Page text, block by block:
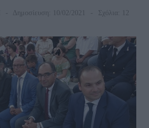
Δημοσίευση: 10/02/2021 Σχόλια: 12